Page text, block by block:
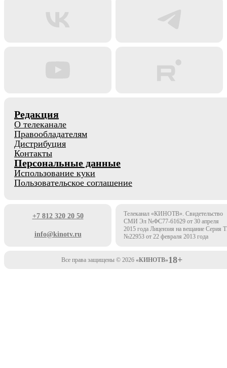
Редакция
О телеканале
Правообладателям
Дистрибуция
Контакты
Персональные данные
Использование куки
Пользовательское соглашение
+7 812 320 20 50
info@kinotv.ru
Телеканал «КИНОТВ». Свидетельство
СМИ Эл №ФС77-61629 от 30 апреля
2015 года Лицензия на вещание Серия
№22953 от 22 февраля 2013 года
Все права защищены © 2026 «КИНОТВ»18+